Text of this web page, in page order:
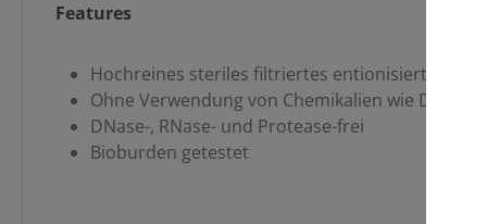
Features
Hochreines steriles filtriertes entionisiertes
Ohne Verwendung von Chemikalien wie DEPC
DNase-, RNase- und Protease-frei
Bioburden getestet